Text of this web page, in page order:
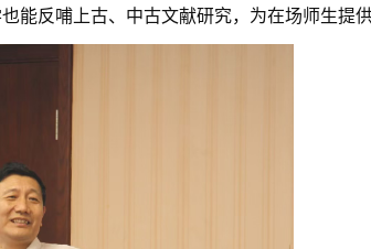
反哺上古、中古文献研究，为在场师生提